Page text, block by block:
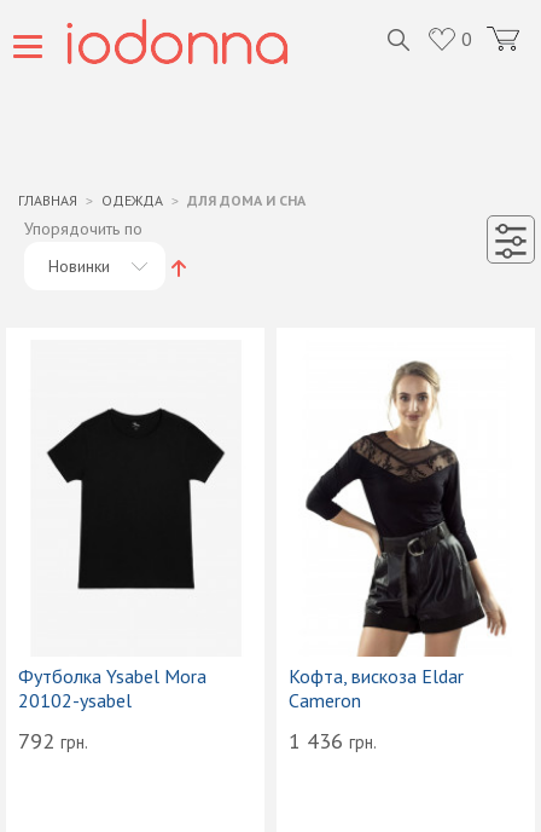
0
ГЛАВНАЯ ОДЕЖДА ДЛЯ ДОМА И СНА
Упорядочить по
Новинки
Футболка Ysabel Mora
20102-ysabel
792 грн.
Кофта, вискоза Eldar
Cameron
1 436 грн.